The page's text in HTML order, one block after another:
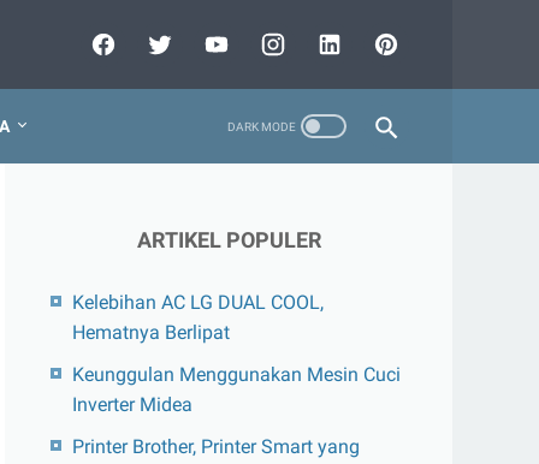
ARTIKEL POPULER
Kelebihan AC LG DUAL COOL,
Hematnya Berlipat
Keunggulan Menggunakan Mesin Cuci
Inverter Midea
Printer Brother, Printer Smart yang